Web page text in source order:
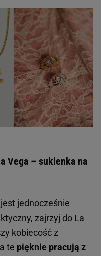
Vega – sukienka na
jednocześnie
zajrzyj do La
kobiecość z
te pięknie pracują z